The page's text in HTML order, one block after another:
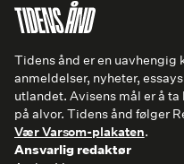
Tidens ånd er en uavhengig
anmeldelser, nyheter,
utlandet. Avisens mål er å
på alvor. Tidens ånd følger
Vær Varsom-plakaten.
Ansvarlig redaktør